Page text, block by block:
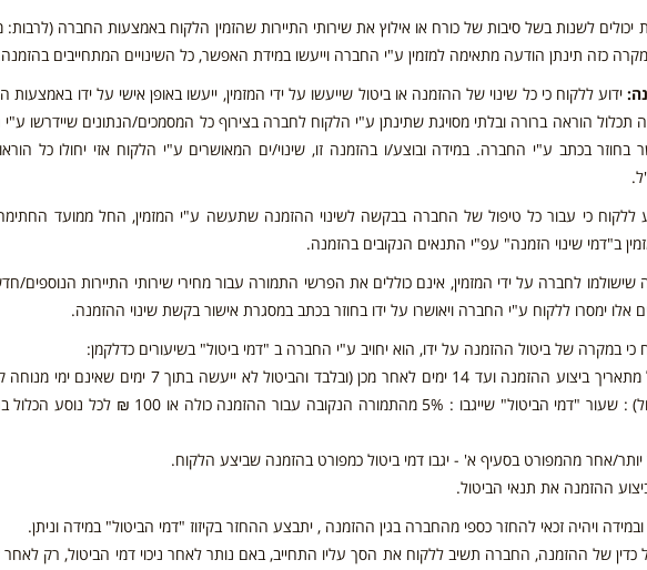
יכולים לשנות בשל סיבות של כורח או אילוץ את שירותי התיירות שהזמין הלקוח באמצעות החברה (לרבות:
כזה תינתן הודעה מתאימה למזמין ע"י החברה וייעשו במידת האפשר, כל השינויים המתחייבים
ידוע ללקוח כי כל שינוי של ההזמנה או ביטול שייעשו על ידי המזמין, ייעשו באופן אישי על ידו
הוראה ברורה ובלתי מסויגת שתינתן ע"י הלקוח לחברה בצירוף כל המסמכים/הנתונים שיידרשו
בחוזר בכתב ע"י החברה. במידה ובוצע/ו בהזמנה זו, שינוי/ים המאושרים ע"י הלקוח אזי יחולו כל
ללקוח כי עבור כל טיפול של החברה בבקשה לשינוי ההזמנה שתעשה ע"י המזמין, החל ממועד
ב"דמי שינוי הזמנה" עפ"י התנאים הנקובים בהזמנה.
שישולמו לחברה על ידי המזמין, אינם כוללים את הפרשי התמורה עבור מחירי שירותי התיירות הנוספים/
אלו ימסרו ללקוח ע"י החברה ויאושרו על ידו בחוזר בכתב במסגרת אישור בקשת שינוי ההזמנה.
כי במקרה של ביטול ההזמנה על ידו, הוא יחויב ע"י החברה ב "דמי ביטול" בשיעורים כדלקמן:
א. ביטול שיעשה על ידו , החל מתאריך ביצוע ההזמנה ועד 14 ימים לאחר מכן (ובלבד והביטול לא
היציאה, שאז הוראה זו לא תחול) : שעור "דמי הביטול" שייגבו : 5% מהתמורה הנקובה עבור
אחר מהמפורט בסעיף א' - יגבו דמי ביטול כמפורט בהזמנה שביצע הלקוח.
ההזמנה את תנאי הביטול.
ויהיה זכאי להחזר כספי מהחברה בגין ההזמנה , יתבצע ההחזר בקיזוז "דמי הביטול" במידה וניתן.
כדין של ההזמנה, החברה תשיב ללקוח את הסך עליו התחייב, באם נותר לאחר ניכוי דמי הביטול, רק